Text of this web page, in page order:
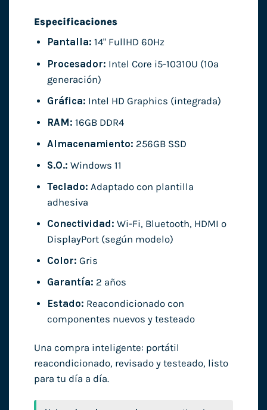
Especificaciones
Pantalla: 14" FullHD 60Hz
Procesador: Intel Core i5-10310U (10ª
generación)
Gráfica: Intel HD Graphics (integrada)
RAM: 16GB DDR4
Almacenamiento: 256GB SSD
S.O.: Windows 11
Teclado: Adaptado con plantilla
adhesiva
Conectividad: Wi-Fi, Bluetooth, HDMI o
DisplayPort (según modelo)
Color: Gris
Garantía: 2 años
Estado: Reacondicionado con
componentes nuevos y testeado
Una compra inteligente: portátil
reacondicionado, revisado y testeado, listo
para tu día a día.